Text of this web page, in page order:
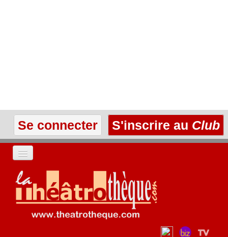
Se connecter S'inscrire au Club
ACCUEIL
LES TEXTES